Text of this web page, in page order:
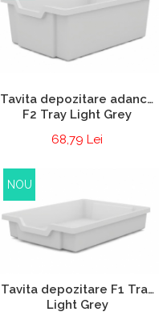
Tavita depozitare adanca
F2 Tray Light Grey
68,79 Lei
NOU
Tavita depozitare F1 Tray
Light Grey